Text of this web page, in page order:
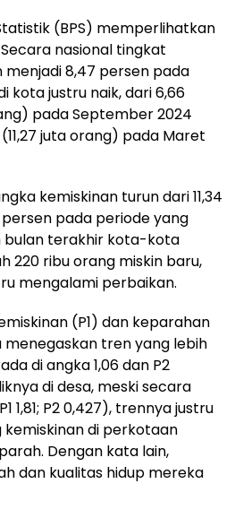
(BPS) memperlihatkan
nasional tingkat
menjadi 8,47 persen pada
kota justru naik, dari 6,66
pada September 2024
juta orang) pada Maret
kemiskinan turun dari 11,34
persen pada periode yang
bulan terakhir kota-kota
220 ribu orang miskin baru,
mengalami perbaikan.
(P1) dan keparahan
menegaskan tren yang lebih
di angka 1,06 dan P2
di desa, meski secara
1,81; P2 0,427), trennya justru
kemiskinan di perkotaan
Dengan kata lain,
dan kualitas hidup mereka